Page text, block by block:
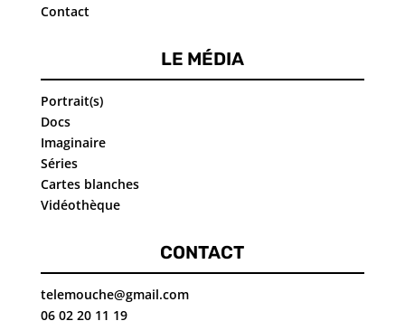
Contact
LE MÉDIA
Portrait(s)
Docs
Imaginaire
Séries
Cartes blanches
Vidéothèque
CONTACT
telemouche@gmail.com
06 02 20 11 19